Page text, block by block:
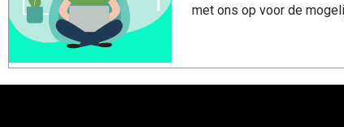
met ons op voor de